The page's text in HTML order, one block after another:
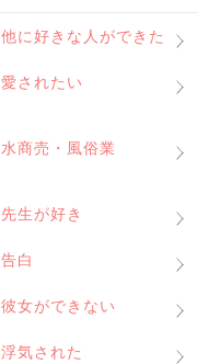
他に好きな人ができた
愛されたい
水商売・風俗業
先生が好き
告白
彼女ができない
浮気された